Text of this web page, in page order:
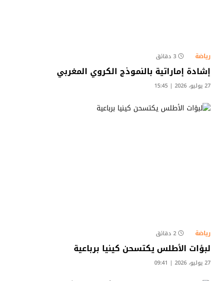
رياضة 3 دقائق
إشادة إماراتية بالنموذج الكروي المغربي
27 يوليو، 2026 | 15:45
رياضة 2 دقائق
لبؤات الأطلس يكتسحن كينيا برباعية
27 يوليو، 2026 | 09:41